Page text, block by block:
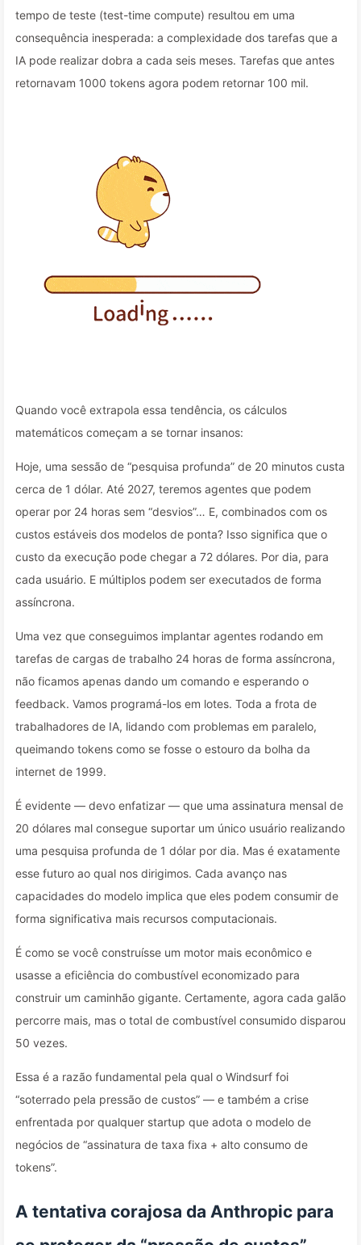
tempo de teste (test-time compute) resultou em uma
consequência inesperada: a complexidade dos tarefas que a
IA pode realizar dobra a cada seis meses. Tarefas que antes
retornavam 1000 tokens agora podem retornar 100 mil.
Quando você extrapola essa tendência, os cálculos
matemáticos começam a se tornar insanos:
Hoje, uma sessão de “pesquisa profunda” de 20 minutos custa
cerca de 1 dólar. Até 2027, teremos agentes que podem
operar por 24 horas sem “desvios”… E, combinados com os
custos estáveis dos modelos de ponta? Isso significa que o
custo da execução pode chegar a 72 dólares. Por dia, para
cada usuário. E múltiplos podem ser executados de forma
assíncrona.
Uma vez que conseguimos implantar agentes rodando em
tarefas de cargas de trabalho 24 horas de forma assíncrona,
não ficamos apenas dando um comando e esperando o
feedback. Vamos programá-los em lotes. Toda a frota de
trabalhadores de IA, lidando com problemas em paralelo,
queimando tokens como se fosse o estouro da bolha da
internet de 1999.
É evidente — devo enfatizar — que uma assinatura mensal de
20 dólares mal consegue suportar um único usuário realizando
uma pesquisa profunda de 1 dólar por dia. Mas é exatamente
esse futuro ao qual nos dirigimos. Cada avanço nas
capacidades do modelo implica que eles podem consumir de
forma significativa mais recursos computacionais.
É como se você construísse um motor mais econômico e
usasse a eficiência do combustível economizado para
construir um caminhão gigante. Certamente, agora cada galão
percorre mais, mas o total de combustível consumido disparou
50 vezes.
Essa é a razão fundamental pela qual o Windsurf foi
“soterrado pela pressão de custos” — e também a crise
enfrentada por qualquer startup que adota o modelo de
negócios de “assinatura de taxa fixa + alto consumo de
tokens”.
A tentativa corajosa da Anthropic para